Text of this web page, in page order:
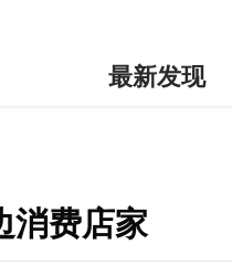
最新发现
消费店家